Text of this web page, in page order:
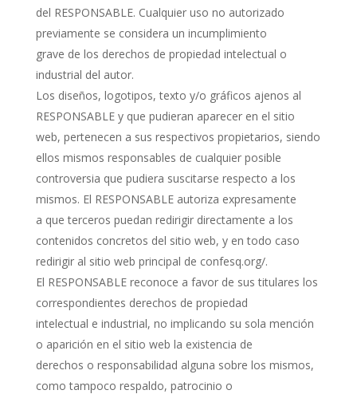
del RESPONSABLE. Cualquier uso no autorizado
previamente se considera un incumplimiento
grave de los derechos de propiedad intelectual o
industrial del autor.
Los diseños, logotipos, texto y/o gráficos ajenos al
RESPONSABLE y que pudieran aparecer en el sitio
web, pertenecen a sus respectivos propietarios, siendo
ellos mismos responsables de cualquier posible
controversia que pudiera suscitarse respecto a los
mismos. El RESPONSABLE autoriza expresamente
a que terceros puedan redirigir directamente a los
contenidos concretos del sitio web, y en todo caso
redirigir al sitio web principal de confesq.org/.
El RESPONSABLE reconoce a favor de sus titulares los
correspondientes derechos de propiedad
intelectual e industrial, no implicando su sola mención
o aparición en el sitio web la existencia de
derechos o responsabilidad alguna sobre los mismos,
como tampoco respaldo, patrocinio o